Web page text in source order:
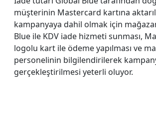
müşterinin Mastercard kartına
kampanyaya dahil olmak için
Blue ile KDV iade hizmeti sunması,
logolu kart ile ödeme yapılması ve
personelinin bilgilendirilerek
gerçekleştirilmesi yeterli oluyor.